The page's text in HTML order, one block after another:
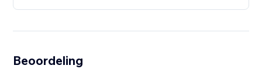
Beoordeling